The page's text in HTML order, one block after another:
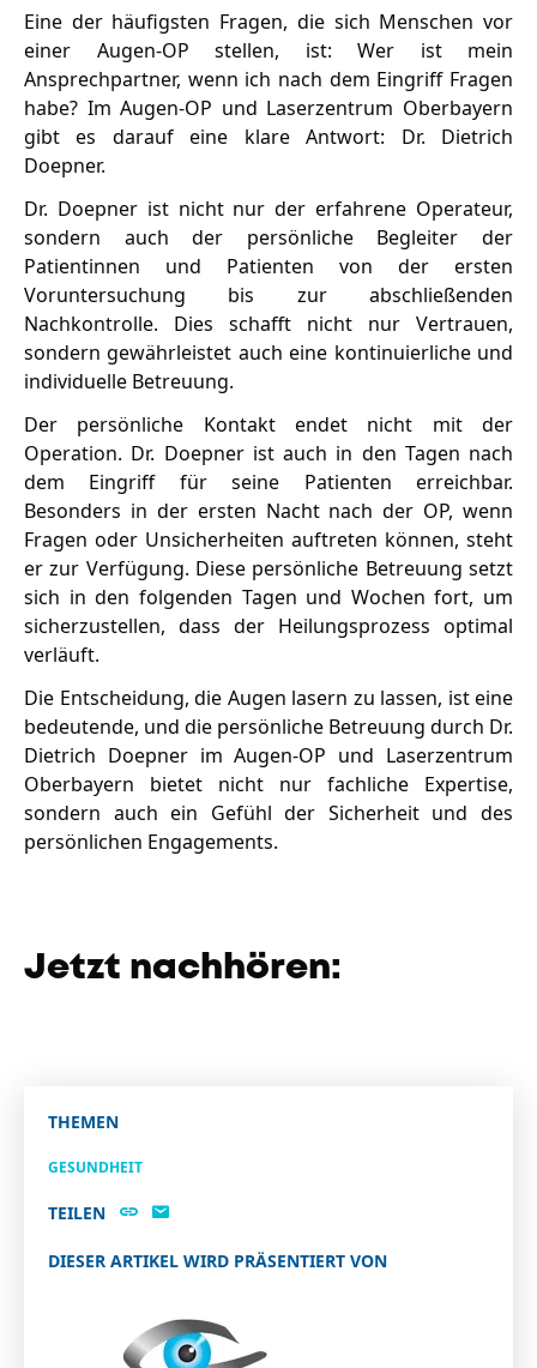
Eine der häufigsten Fragen, die sich Menschen vor
einer Augen-OP stellen, ist: Wer ist mein
Ansprechpartner, wenn ich nach dem Eingriff Fragen
habe? Im Augen-OP und Laserzentrum Oberbayern
gibt es darauf eine klare Antwort: Dr. Dietrich
Doepner.
Dr. Doepner ist nicht nur der erfahrene Operateur,
sondern auch der persönliche Begleiter der
Patientinnen und Patienten von der ersten
Voruntersuchung bis zur abschließenden
Nachkontrolle. Dies schafft nicht nur Vertrauen,
sondern gewährleistet auch eine kontinuierliche und
individuelle Betreuung.
Der persönliche Kontakt endet nicht mit der
Operation. Dr. Doepner ist auch in den Tagen nach
dem Eingriff für seine Patienten erreichbar.
Besonders in der ersten Nacht nach der OP, wenn
Fragen oder Unsicherheiten auftreten können, steht
er zur Verfügung. Diese persönliche Betreuung setzt
sich in den folgenden Tagen und Wochen fort, um
sicherzustellen, dass der Heilungsprozess optimal
verläuft.
Die Entscheidung, die Augen lasern zu lassen, ist eine
bedeutende, und die persönliche Betreuung durch Dr.
Dietrich Doepner im Augen-OP und Laserzentrum
Oberbayern bietet nicht nur fachliche Expertise,
sondern auch ein Gefühl der Sicherheit und des
persönlichen Engagements.
Jetzt nachhören:
THEMEN
GESUNDHEIT
TEILEN
DIESER ARTIKEL WIRD PRÄSENTIERT VON